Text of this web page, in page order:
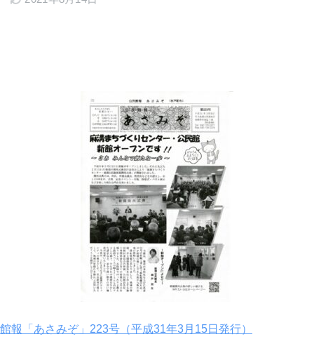
館報「あさみぞ」223号（平成31年3月15日発行）